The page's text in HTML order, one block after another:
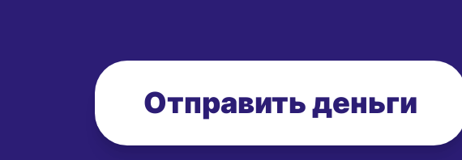
Отправить деньги